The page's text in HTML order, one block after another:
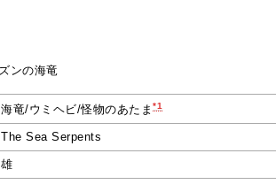
海竜/ウミヘビ/怪物のあたま*1
The Sea Serpents
雄